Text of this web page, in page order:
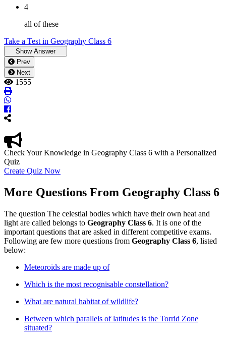
4
all of these
Take a Test in Geography Class 6
Prev
Next
1555
Check Your Knowledge in Geography Class 6 with a Personalized
Quiz
Create Quiz Now
More Questions From Geography Class 6
The question The celestial bodies which have their own heat and
light are called belongs to Geography Class 6. It is one of the
important questions that are asked in different competitive exams.
Following are few more questions from Geography Class 6, listed
below:
Meteoroids are made up of
Which is the most recognisable constellation?
What are natural habitat of wildlife?
Between which parallels of latitudes is the Torrid Zone
situated?